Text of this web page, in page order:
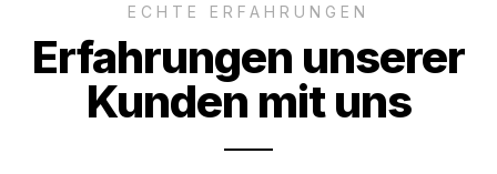
ECHTE ERFAHRUNGEN
Erfahrungen unserer
Kunden mit uns